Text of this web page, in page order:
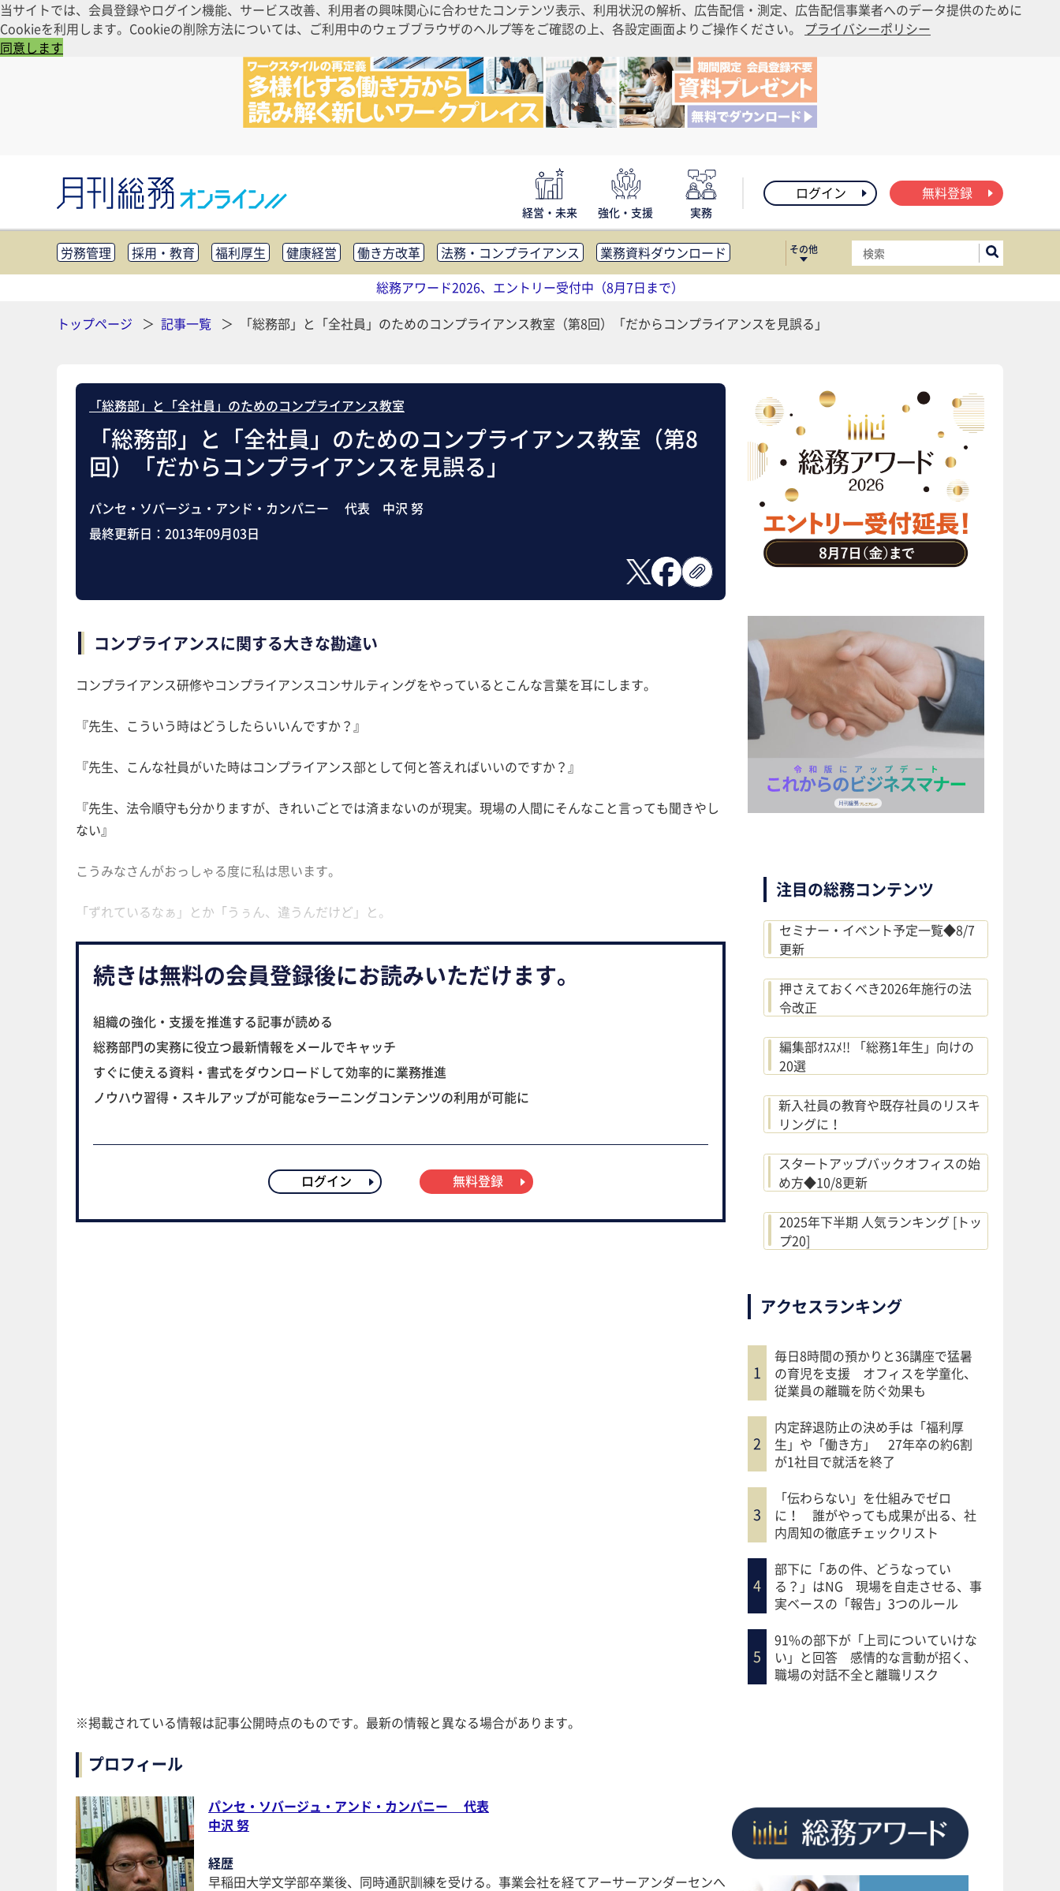
当サイトでは、会員登録やログイン機能、サービス改善、利用者の興味関心に合わせたコンテンツ表示、利用状況の解析、広告配信・測定、広告配信事業者へのデータ提供のために
Cookieを利用します。Cookieの削除方法については、ご利用中のウェブブラウザのヘルプ等をご確認の上、各設定画面よりご操作ください。 プライバシーポリシー
同意します
経営・未来 強化・支援 実務
ログイン 無料登録
労務管理 採用・教育 福利厚生 健康経営 働き方改革 法務・コンプライアンス
業務資料ダウンロード
知財管理
リスクマネジメント・BCP 社外・社内広報 社外・社内コミュニケーション活性化
FM・オフィス移転
助成金・補助金・コスト削減 アウトソーシング・BPO
調査・レポート
その他
総務アワード2026、エントリー受付中（8月7日まで）
トップページ
記事一覧 「総務部」と「全社員」のためのコンプライアンス教室（第8回）「だからコンプライアンスを見誤る」
「総務部」と「全社員」のためのコンプライアンス教室
「総務部」と「全社員」のためのコンプライアンス教室（第8
回）「だからコンプライアンスを見誤る」
パンセ・ソバージュ・アンド・カンパニー 代表 中沢 努
最終更新日： 2013年09月03日
注目の総務コンテンツ
セミナー・イベント予定一覧◆8/7
更新
押さえておくべき2026年施行の法
令改正
編集部ｵｽｽﾒ!! 「総務1年生」向けの
20選
新入社員の教育や既存社員のリスキ
リングに！
スタートアップバックオフィスの始
め方◆10/8更新
2025年下半期 人気ランキング [トッ
プ20]
アクセスランキング
毎日8時間の預かりと36講座で猛暑
の育児を支援 オフィスを学童化、
従業員の離職を防ぐ効果も
内定辞退防止の決め手は「福利厚
生」や「働き方」 27年卒の約6割
が1社目で就活を終了
「伝わらない」を仕組みでゼロ
に！ 誰がやっても成果が出る、社
内周知の徹底チェックリスト
部下に「あの件、どうなってい
る？」はNG 現場を自走させる、事
実ベースの「報告」3つのルール
91%の部下が「上司についていけな
い」と回答 感情的な言動が招く、
職場の対話不全と離職リスク
コンプライアンスに関する大きな勘違い
コンプライアンス研修やコンプライアンスコンサルティングをやっているとこんな言葉を耳にします。
『先生、こういう時はどうしたらいいんですか？』
『先生、こんな社員がいた時はコンプライアンス部として何と答えればいいのですか？』
『先生、法令順守も分かりますが、きれいごとでは済まないのが現実。現場の人間にそんなこと言っても聞きやし
ない』
こうみなさんがおっしゃる度に私は思います。
「ずれているなぁ」とか「うぅん、違うんだけど」と。
続きは無料の会員登録後にお読みいただけます。
組織の強化・支援を推進する記事が読める
総務部門の実務に役立つ最新情報をメールでキャッチ
すぐに使える資料・書式をダウンロードして効率的に業務推進
ノウハウ習得・スキルアップが可能なeラーニングコンテンツの利用が可能に
ログイン 無料登録
※掲載されている情報は記事公開時点のものです。最新の情報と異なる場合があります。
プロフィール
パンセ・ソバージュ・アンド・カンパニー 代表
中沢 努
経歴
早稲田大学文学部卒業後、同時通訳訓練を受ける。事業会社を経てアーサーアンダーセンへ